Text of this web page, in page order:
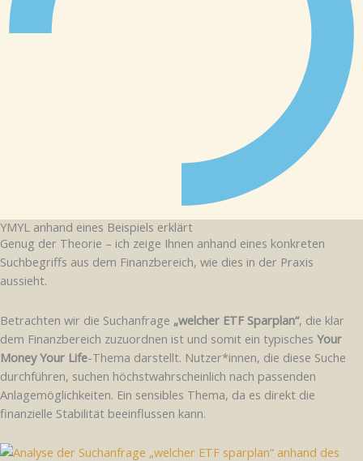
YMYL anhand eines Beispiels erklärt
Genug der Theorie – ich zeige Ihnen anhand eines konkreten
Suchbegriffs aus dem Finanzbereich, wie dies in der Praxis
aussieht.
Betrachten wir die Suchanfrage „welcher ETF Sparplan“, die klar
dem Finanzbereich zuzuordnen ist und somit ein typisches Your
Money Your Life-Thema darstellt. Nutzer*innen, die diese Suche
durchführen, suchen höchstwahrscheinlich nach passenden
Anlagemöglichkeiten. Ein sensibles Thema, da es direkt die
finanzielle Stabilität beeinflussen kann.